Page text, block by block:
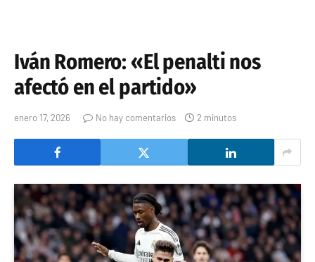
Iván Romero: «El penalti nos
afectó en el partido»
enero 17, 2026 No hay comentarios 2 minutos